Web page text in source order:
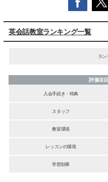
英会話教室ランキング一覧
ラ
評価項
入会手続き・特典
スタッフ
教室環境
レッスンの環境
学習効果